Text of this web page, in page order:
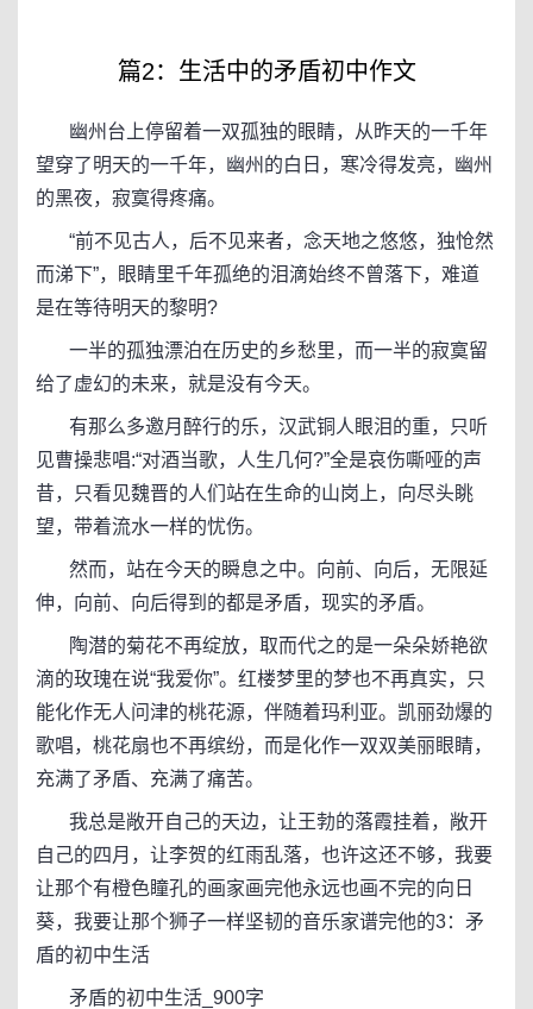
篇2：生活中的矛盾初中作文
幽州台上停留着一双孤独的眼睛，从昨天的一千年
望穿了明天的一千年，幽州的白日，寒冷得发亮，幽州
的黑夜，寂寞得疼痛。
“前不见古人，后不见来者，念天地之悠悠，独怆然
而涕下”，眼睛里千年孤绝的泪滴始终不曾落下，难道
是在等待明天的黎明?
一半的孤独漂泊在历史的乡愁里，而一半的寂寞留
给了虚幻的未来，就是没有今天。
有那么多邀月醉行的乐，汉武铜人眼泪的重，只听
见曹操悲唱:“对酒当歌，人生几何?”全是哀伤嘶哑的声
昔，只看见魏晋的人们站在生命的山岗上，向尽头眺
望，带着流水一样的忧伤。
然而，站在今天的瞬息之中。向前、向后，无限延
伸，向前、向后得到的都是矛盾，现实的矛盾。
陶潜的菊花不再绽放，取而代之的是一朵朵娇艳欲
滴的玫瑰在说“我爱你”。红楼梦里的梦也不再真实，只
能化作无人问津的桃花源，伴随着玛利亚。凯丽劲爆的
歌唱，桃花扇也不再缤纷，而是化作一双双美丽眼睛，
充满了矛盾、充满了痛苦。
我总是敞开自己的天边，让王勃的落霞挂着，敞开
自己的四月，让李贺的红雨乱落，也许这还不够，我要
让那个有橙色瞳孔的画家画完他永远也画不完的向日
葵，我要让那个狮子一样坚韧的音乐家谱完他的3：矛
盾的初中生活
矛盾的初中生活_900字